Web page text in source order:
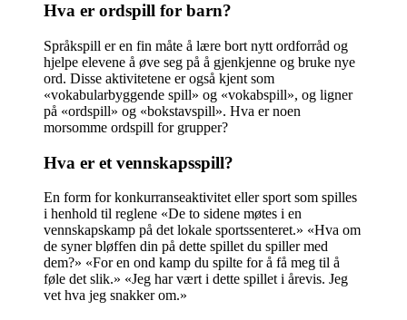
Hva er ordspill for barn?
Språkspill er en fin måte å lære bort nytt ordforråd og
hjelpe elevene å øve seg på å gjenkjenne og bruke nye
ord. Disse aktivitetene er også kjent som
«vokabularbyggende spill» og «vokabspill», og ligner
på «ordspill» og «bokstavspill». Hva er noen
morsomme ordspill for grupper?
Hva er et vennskapsspill?
En form for konkurranseaktivitet eller sport som spilles
i henhold til reglene «De to sidene møtes i en
vennskapskamp på det lokale sportssenteret.» «Hva om
de syner bløffen din på dette spillet du spiller med
dem?» «For en ond kamp du spilte for å få meg til å
føle det slik.» «Jeg har vært i dette spillet i årevis. Jeg
vet hva jeg snakker om.»